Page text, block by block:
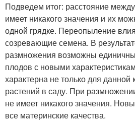
Подведем итог: расстояние
имеет никакого значения и их
одной грядке. Переопыление
созревающие семена. В
размножения возможны
плодов с новыми
характерна не только для данной
растений в саду. При
не имеет никакого значения.
все материнские качества.